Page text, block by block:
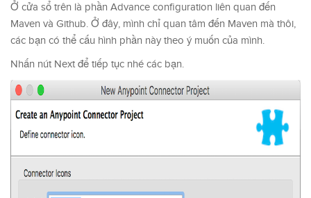
Ở cửa sổ trên là phần Advance configuration liên quan đến
Maven và Github. Ở đây, mình chỉ quan tâm đến Maven mà thôi,
các bạn có thể cấu hình phần này theo ý muốn của mình.
Nhấn nút Next để tiếp tục nhé các bạn.